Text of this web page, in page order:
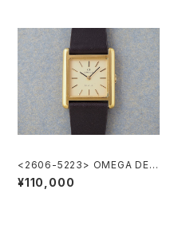
<2606-5223> OMEGA DE V
ILLE
¥110,000